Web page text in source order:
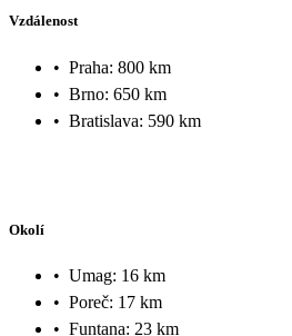
Vzdálenost
• Praha: 800 km
• Brno: 650 km
• Bratislava: 590 km
Okolí
• Umag: 16 km
• Poreč: 17 km
• Funtana: 23 km